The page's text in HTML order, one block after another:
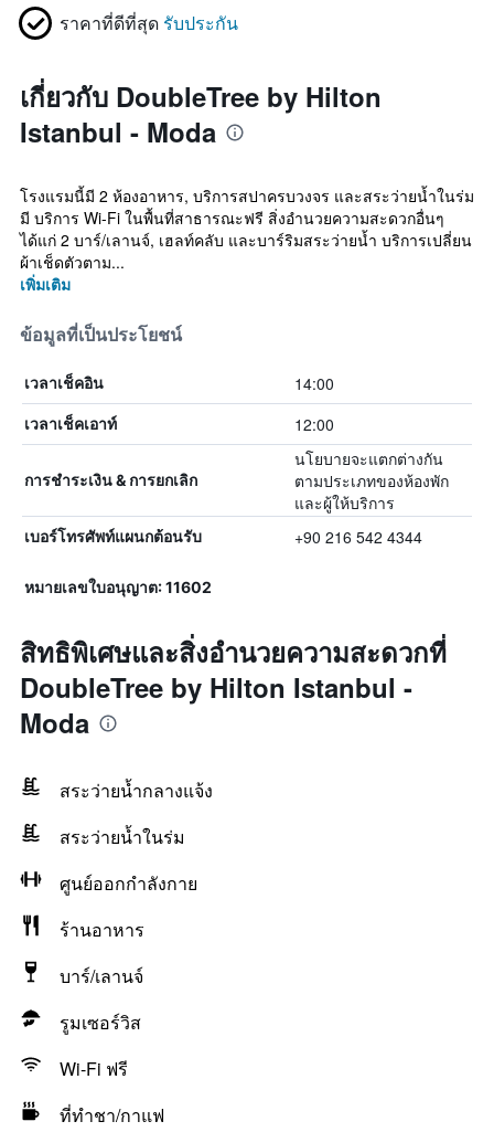
ราคาที่ดีที่สุด รับประกัน
เกี่ยวกับ DoubleTree by Hilton
Istanbul - Moda
โรงแรมนี้มี 2 ห้องอาหาร, บริการสปาครบวงจร และสระว่ายน้ำในร่ม
มี บริการ Wi-Fi ในพื้นที่สาธารณะฟรี สิ่งอำนวยความสะดวกอื่นๆ
ได้แก่ 2 บาร์/เลานจ์, เฮลท์คลับ และบาร์ริมสระว่ายน้ำ บริการเปลี่ยน
ผ้าเช็ดตัวตาม...
เพิ่มเติม
ข้อมูลที่เป็นประโยชน์
เวลาเช็คอิน 14:00
เวลาเช็คเอาท์ 12:00
การชำระเงิน & การยกเลิก
นโยบายจะแตกต่างกัน
ตามประเภทของห้องพัก
และผู้ให้บริการ
เบอร์โทรศัพท์แผนกต้อนรับ +90 216 542 4344
หมายเลขใบอนุญาต: 11602
สิทธิพิเศษและสิ่งอำนวยความสะดวกที่
DoubleTree by Hilton Istanbul -
Moda
สระว่ายน้ำกลางแจ้ง
สระว่ายน้ำในร่ม
ศูนย์ออกกำลังกาย
ร้านอาหาร
บาร์/เลานจ์
รูมเซอร์วิส
Wi-Fi ฟรี
ที่ทำชา/กาแฟ